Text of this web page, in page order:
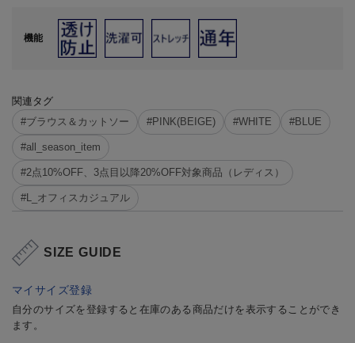
機能
関連タグ
#ブラウス＆カットソー
#PINK(BEIGE) #WHITE #BLUE
#all_season_item
#2点10%OFF、3点目以降20%OFF対象商品（レディス）
#L_オフィスカジュアル
SIZE GUIDE
マイサイズ登録
自分のサイズを登録すると在庫のある商品だけを表示することができ
ます。